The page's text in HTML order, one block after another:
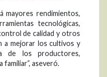
mayores rendimientos,
tecnológicas,
de calidad y otros
a mejorar los cultivos y
de los productores,
aseveró.